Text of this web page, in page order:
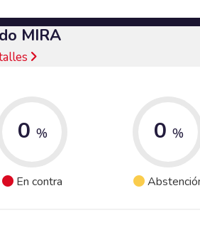
MIRA
0 %
En contra
0 %